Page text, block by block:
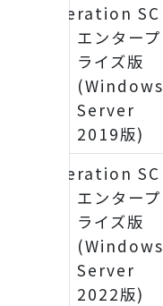
iDoperation SC
エンタープ
ライズ版
(Windows
Server
2019版)
iDoperation SC
エンタープ
ライズ版
(Windows
Server
2022版)